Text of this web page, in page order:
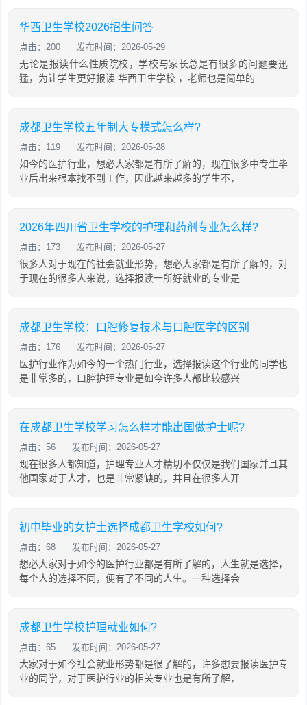
华西卫生学校2026招生问答
点击：200 发布时间：2026-05-29
无论是报读什么性质院校，学校与家长总是有很多的问题要迅
猛，为让学生更好报读 华西卫生学校 ，老师也是简单的
成都卫生学校五年制大专模式怎么样?
点击：119 发布时间：2026-05-28
如今的医护行业，想必大家都是有所了解的，现在很多中专生毕
业后出来根本找不到工作，因此越来越多的学生不，
2026年四川省卫生学校的护理和药剂专业怎么样?
点击：173 发布时间：2026-05-27
很多人对于现在的社会就业形势，想必大家都是有所了解的，对
于现在的很多人来说，选择报读一所好就业的专业是
成都卫生学校：口腔修复技术与口腔医学的区别
点击：176 发布时间：2026-05-27
医护行业作为如今的一个热门行业，选择报读这个行业的同学也
是非常多的，口腔护理专业是如今许多人都比较感兴
在成都卫生学校学习怎么样才能出国做护士呢?
点击：56 发布时间：2026-05-27
现在很多人都知道，护理专业人才精切不仅仅是我们国家并且其
他国家对于人才，也是非常紧缺的，并且在很多人开
初中毕业的女护士选择成都卫生学校如何?
点击：68 发布时间：2026-05-27
想必大家对于如今的医护行业都是有所了解的，人生就是选择，
每个人的选择不同，便有了不同的人生。一种选择会
成都卫生学校护理就业如何?
点击：65 发布时间：2026-05-27
大家对于如今社会就业形势都是很了解的，许多想要报读医护专
业的同学，对于医护行业的相关专业也是有所了解，